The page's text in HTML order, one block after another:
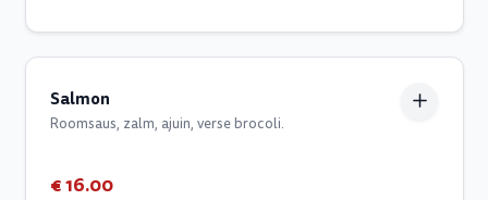
Salmon
Roomsaus, zalm, ajuin, verse brocoli.
€ 16.00